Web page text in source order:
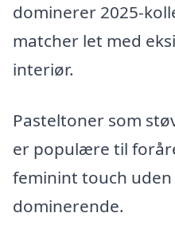
dominerer 2025-
matcher let med
interiør.
Pasteltoner som
er populære til
feminint touch
dominerende.